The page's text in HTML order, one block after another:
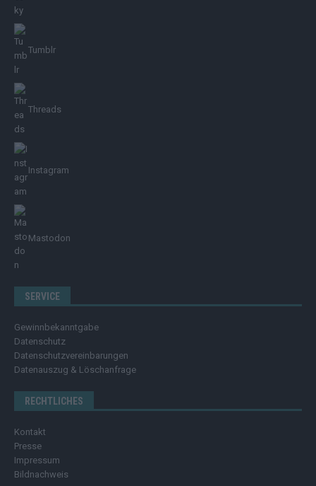
Tumblr
Threads
Instagram
Mastodon
SERVICE
Gewinnbekanntgabe
Datenschutz
Datenschutzvereinbarungen
Datenauszug & Löschanfrage
RECHTLICHES
Kontakt
Presse
Impressum
Bildnachweis